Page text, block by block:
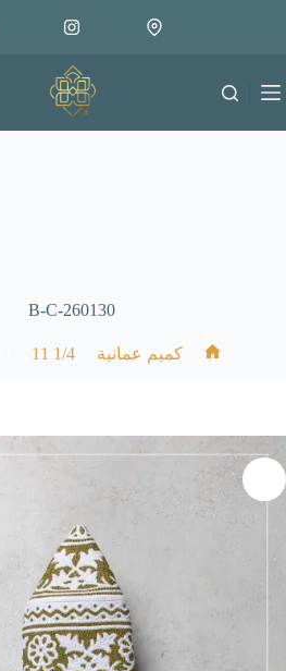
متوفر في المخزون
B-C-260130
كميم عمانية 1/4 11